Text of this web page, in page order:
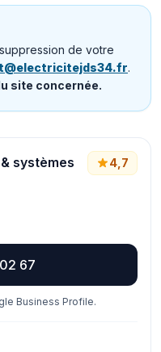
de votre
.
site concernée.
systèmes 4,7
67
Business Profile.